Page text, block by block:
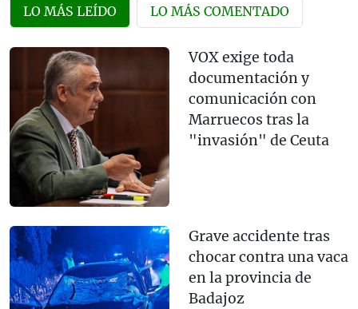
LO MÁS LEÍDO LO MÁS COMENTADO
VOX exige toda
documentación y
comunicación con
Marruecos tras la
"invasión" de Ceuta
Grave accidente tras
chocar contra una vaca
en la provincia de
Badajoz